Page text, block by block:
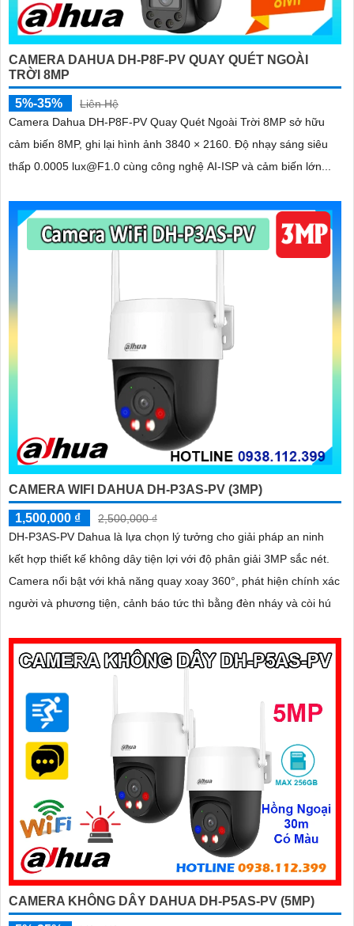
CAMERA DAHUA DH-P8F-PV QUAY QUÉT NGOÀI
TRỜI 8MP
5%-35%
Liên Hệ
Camera Dahua DH-P8F-PV Quay Quét Ngoài Trời 8MP sở hữu
cảm biến 8MP, ghi lại hình ảnh 3840 × 2160. Độ nhạy sáng siêu
thấp 0.0005 lux@F1.0 cùng công nghệ AI-ISP và cảm biến lớn...
CAMERA WIFI DAHUA DH-P3AS-PV (3MP)
1,500,000 ₫
2,500,000 ₫
DH-P3AS-PV Dahua là lựa chọn lý tưởng cho giải pháp an ninh
kết hợp thiết kế không dây tiện lợi với độ phân giải 3MP sắc nét.
Camera nổi bật với khả năng quay xoay 360°, phát hiện chính xác
người và phương tiện, cảnh báo tức thì bằng đèn nháy và còi hú
CAMERA KHÔNG DÂY DAHUA DH-P5AS-PV (5MP)